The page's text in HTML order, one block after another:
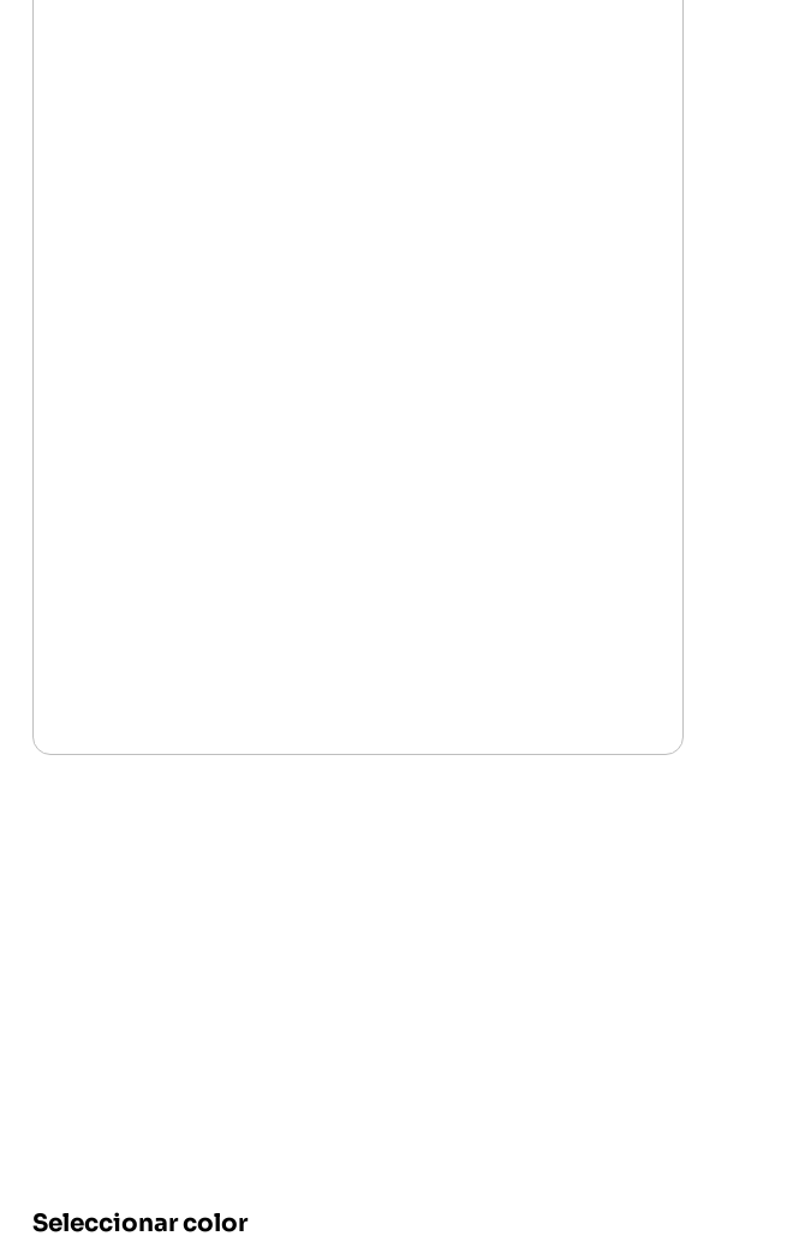
Seleccionar color